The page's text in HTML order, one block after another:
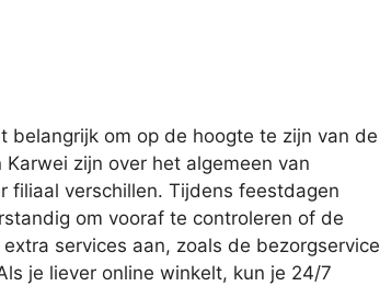
belangrijk om op de hoogte te zijn van de
zijn over het algemeen van
filiaal verschillen. Tijdens feestdagen
om vooraf te controleren of de
services aan, zoals de bezorgservice
je liever online winkelt, kun je 24/7